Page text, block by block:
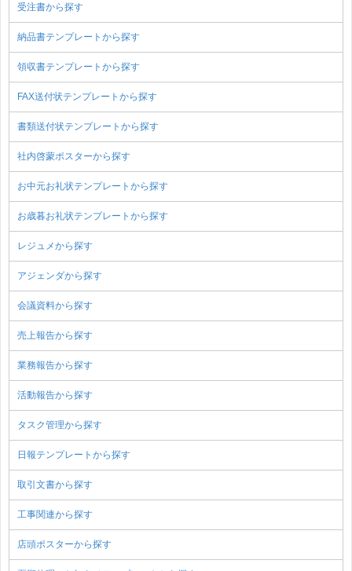
受注書から探す
納品書テンプレートから探す
領収書テンプレートから探す
FAX送付状テンプレートから探す
書類送付状テンプレートから探す
社内啓蒙ポスターから探す
お中元お礼状テンプレートから探す
お歳暮お礼状テンプレートから探す
レジュメから探す
アジェンダから探す
会議資料から探す
売上報告から探す
業務報告から探す
活動報告から探す
タスク管理から探す
日報テンプレートから探す
取引文書から探す
工事関連から探す
店頭ポスターから探す